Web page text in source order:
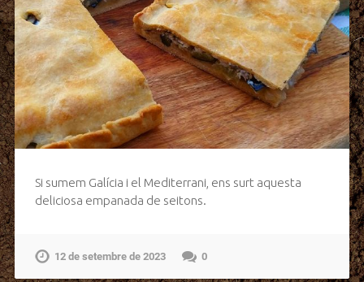
Si sumem Galícia i el Mediterrani, ens surt aquesta
deliciosa empanada de seitons.
12 de setembre de 2023 0